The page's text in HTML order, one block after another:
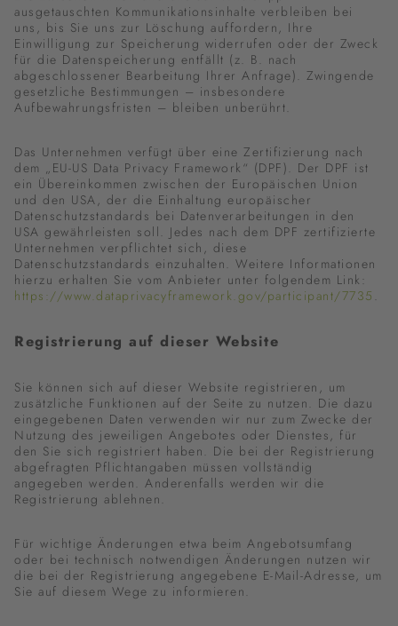
ausgetauschten Kommunikationsinhalte verbleiben bei
uns, bis Sie uns zur Löschung auffordern, Ihre
Einwilligung zur Speicherung widerrufen oder der Zweck
für die Datenspeicherung entfällt (z. B. nach
abgeschlossener Bearbeitung Ihrer Anfrage). Zwingende
gesetzliche Bestimmungen – insbesondere
Aufbewahrungsfristen – bleiben unberührt.
Das Unternehmen verfügt über eine Zertifizierung nach
dem „EU-US Data Privacy Framework“ (DPF). Der DPF ist
ein Übereinkommen zwischen der Europäischen Union
und den USA, der die Einhaltung europäischer
Datenschutzstandards bei Datenverarbeitungen in den
USA gewährleisten soll. Jedes nach dem DPF zertifizierte
Unternehmen verpflichtet sich, diese
Datenschutzstandards einzuhalten. Weitere Informationen
hierzu erhalten Sie vom Anbieter unter folgendem Link:
https://www.dataprivacyframework.gov/participant/7735
Registrierung auf dieser Website
Sie können sich auf dieser Website registrieren, um
zusätzliche Funktionen auf der Seite zu nutzen. Die dazu
eingegebenen Daten verwenden wir nur zum Zwecke der
Nutzung des jeweiligen Angebotes oder Dienstes, für
den Sie sich registriert haben. Die bei der Registrierung
abgefragten Pflichtangaben müssen vollständig
angegeben werden. Anderenfalls werden wir die
Registrierung ablehnen.
Für wichtige Änderungen etwa beim Angebotsumfang
oder bei technisch notwendigen Änderungen nutzen wir
die bei der Registrierung angegebene E-Mail-Adresse, um
Sie auf diesem Wege zu informieren.